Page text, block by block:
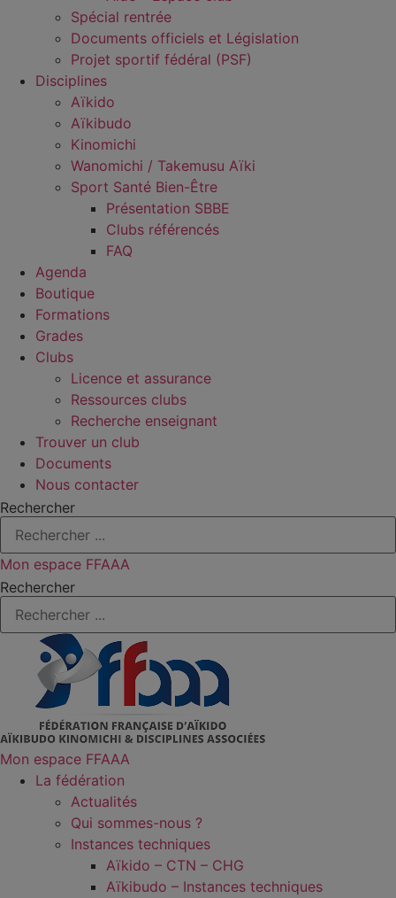
Spécial rentrée
Documents officiels et Législation
Projet sportif fédéral (PSF)
Disciplines
Aïkido
Aïkibudo
Kinomichi
Wanomichi / Takemusu Aïki
Sport Santé Bien-Être
Présentation SBBE
Clubs référencés
FAQ
Agenda
Boutique
Formations
Grades
Clubs
Licence et assurance
Ressources clubs
Recherche enseignant
Trouver un club
Documents
Nous contacter
Rechercher
Mon espace FFAAA
Rechercher
Mon espace FFAAA
La fédération
Actualités
Qui sommes-nous ?
Instances techniques
Aïkido – CTN – CHG
Aïkibudo – Instances techniques